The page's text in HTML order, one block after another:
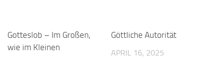
Gotteslob – Im Großen,
wie im Kleinen
Göttliche Autorität
APRIL 16, 2025